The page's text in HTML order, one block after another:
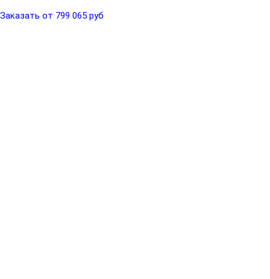
Заказать от 799 065 руб